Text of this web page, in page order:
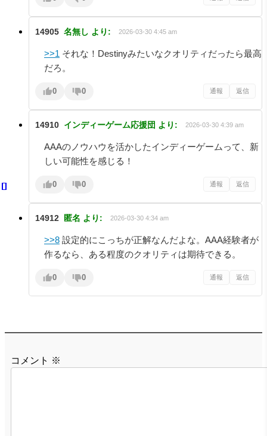
14905 名無し より: 2026-03-30 4:45 am
>>1 それな！Destinyみたいなクオリティだったら最高
だろ。
0 0 通報 返信
14910 インディーゲーム応援団 より: 2026-03-30 4:39 am
AAAのノウハウを活かしたインディーゲームって、新
しい可能性を感じる！
0 0 通報 返信
14912 匿名 より: 2026-03-30 4:34 am
>>8 設定的にこっちが正解なんだよな。AAA経験者が
作るなら、ある程度のクオリティは期待できる。
0 0 通報 返信
コメント ※